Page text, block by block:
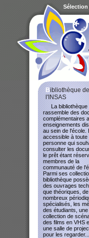
Bibliothèque de
l'INSAS
La bibliothèque
rassemble des
complémentaires
enseignements
au sein de l'école.
accessible à toute
personne qui
consulter les
le prêt étant
membres de la
communauté de
Parmi ses
bibliothèque
des ouvrages
que théoriques, de
nombreux
spécialisés, les
des étudiants, une
collection de
des films en VHS
une salle de
pour les regarder...